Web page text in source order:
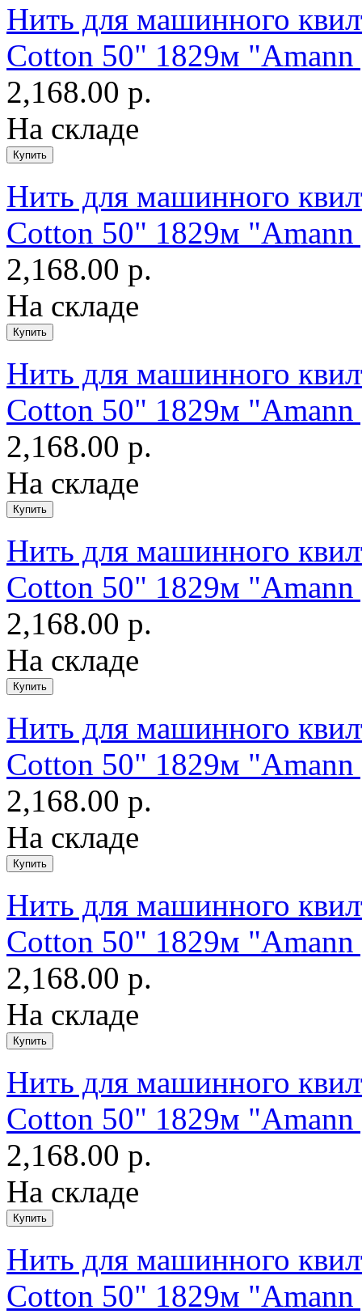
Нить для машинного
Cotton 50" 1829м
2,168.00 р.
На складе
Нить для машинного
Cotton 50" 1829м
2,168.00 р.
На складе
Нить для машинного
Cotton 50" 1829м
2,168.00 р.
На складе
Нить для машинного
Cotton 50" 1829м
2,168.00 р.
На складе
Нить для машинного
Cotton 50" 1829м
2,168.00 р.
На складе
Нить для машинного
Cotton 50" 1829м
2,168.00 р.
На складе
Нить для машинного
Cotton 50" 1829м
2,168.00 р.
На складе
Нить для машинного
Cotton 50" 1829м